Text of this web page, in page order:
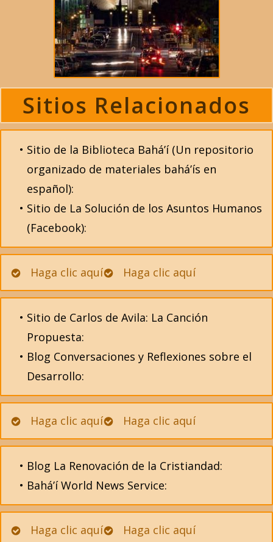
Sitios Relacionados
Sitio de la Biblioteca Bahá’í (Un repositorio
organizado de materiales bahá’ís en
español):
Sitio de La Solución de los Asuntos Humanos
(Facebook):
Haga clic aquí Haga clic aquí
Sitio de Carlos de Avila: La Canción
Propuesta:
Blog Conversaciones y Reflexiones sobre el
Desarrollo:
Haga clic aquí Haga clic aquí
Blog La Renovación de la Cristiandad:
Bahá’í World News Service:
Haga clic aquí Haga clic aquí